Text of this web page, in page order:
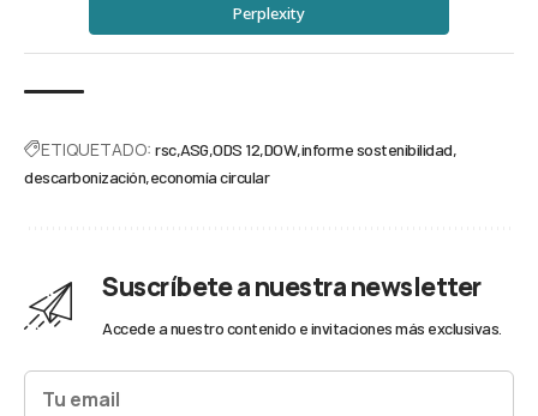
Perplexity
ETIQUETADO: rsc ASG ODS 12 DOW informe sostenibilidad
descarbonización economía circular
Suscríbete a nuestra newsletter
Accede a nuestro contenido e invitaciones más exclusivas.